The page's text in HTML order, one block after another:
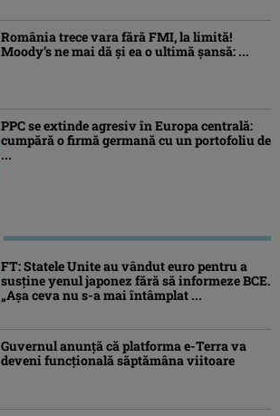
România trece vara fără FMI, la limită!
Moody’s ne mai dă și ea o ultimă șansă: ...
PPC se extinde agresiv în Europa centrală:
cumpără o firmă germană cu un portofoliu de
...
FT: Statele Unite au vândut euro pentru a
susține yenul japonez fără să informeze BCE.
„Așa ceva nu s-a mai întâmplat ...
Guvernul anunță că platforma e-Terra va
deveni funcţională săptămâna viitoare